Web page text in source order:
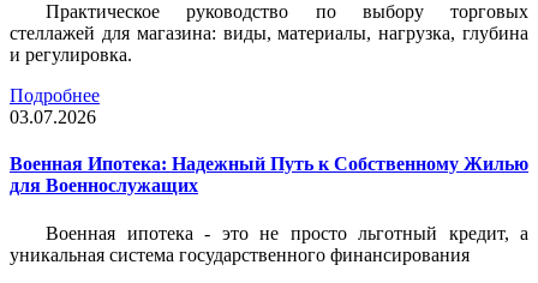
Практическое руководство по выбору торговых
стеллажей для магазина: виды, материалы, нагрузка, глубина
и регулировка.
Подробнее
03.07.2026
Военная Ипотека: Надежный Путь к Собственному Жилью
для Военнослужащих
Военная ипотека - это не просто льготный кредит, а
уникальная система государственного финансирования